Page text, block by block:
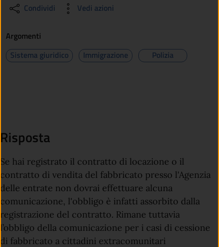
Condividi Vedi azioni
Argomenti
Sistema giuridico
Immigrazione Polizia
Risposta
Se hai registrato il contratto di locazione o il
contratto di vendita del fabbricato presso l'Agenzia
delle entrate non dovrai effettuare alcuna
comunicazione, l'obbligo è infatti assorbito dalla
registrazione del contratto. Rimane tuttavia
l’obbligo della comunicazione per i casi di cessione
di fabbricato a cittadini extracomunitari